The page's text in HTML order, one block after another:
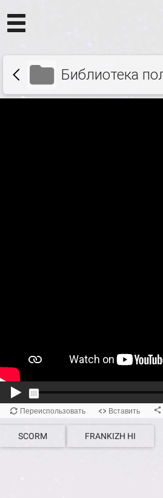
Библиотека
SCORM FRANKIZH HI